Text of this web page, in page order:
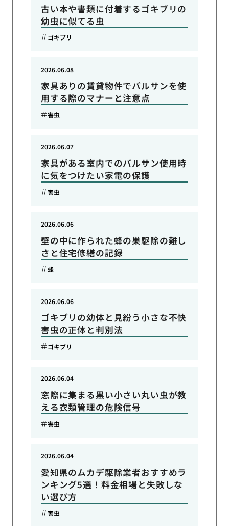
古い本や書類に付着するゴキブリの
幼虫に似てる虫
ゴキブリ
家具ありの賃貸物件でバルサンを使
用する際のマナーと注意点
2026.06.08
害虫
家具がある室内でのバルサン使用時
に気をつけたい家電の保護
2026.06.07
害虫
壁の中に作られた蜂の巣駆除の難し
さと住宅修繕の記録
2026.06.06
蜂
ゴキブリの幼体と見紛う小さな不快
害虫の正体と判別法
2026.06.06
ゴキブリ
窓際に集まる黒い小さい丸い虫が教
える衣類管理の危険信号
2026.06.04
害虫
愛知県のムカデ駆除業者おすすめラ
ンキング5選！料金相場と失敗しな
い選び方
2026.06.04
害虫